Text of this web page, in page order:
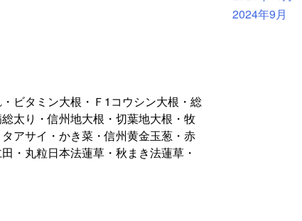
ビタミン大根・Ｆ1コウシン大根・総
太り・信州地大根・切葉地大根・牧
アサイ・かき菜・信州黄金玉葱・赤
・丸粒日本法蓮草・秋まき法蓮草・
2024年9月